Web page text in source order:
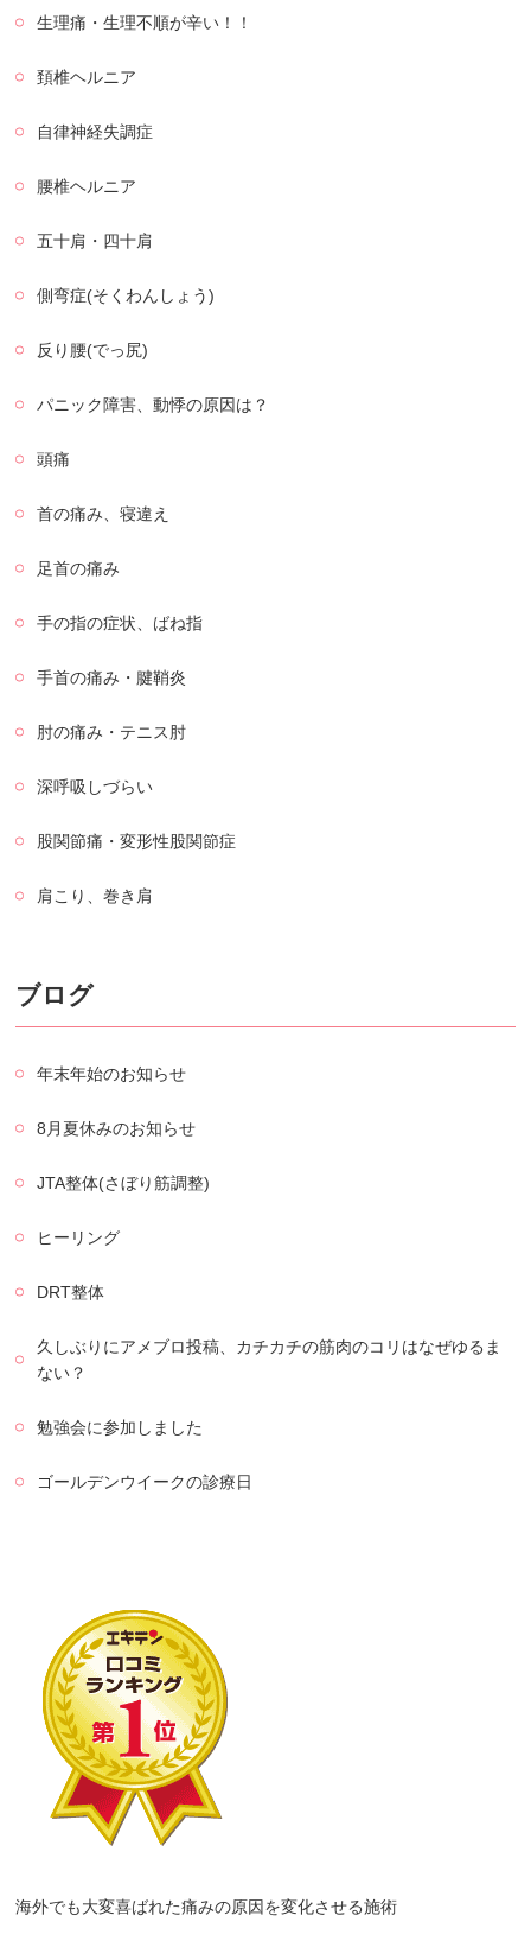
生理痛・生理不順が辛い！！
頚椎ヘルニア
自律神経失調症
腰椎ヘルニア
五十肩・四十肩
側弯症(そくわんしょう)
反り腰(でっ尻)
パニック障害、動悸の原因は？
頭痛
首の痛み、寝違え
足首の痛み
手の指の症状、ばね指
手首の痛み・腱鞘炎
肘の痛み・テニス肘
深呼吸しづらい
股関節痛・変形性股関節症
肩こり、巻き肩
ブログ
年末年始のお知らせ
8月夏休みのお知らせ
JTA整体(さぼり筋調整)
ヒーリング
DRT整体
久しぶりにアメブロ投稿、カチカチの筋肉のコリはなぜゆるま
ない？
勉強会に参加しました
ゴールデンウイークの診療日
海外でも大変喜ばれた痛みの原因を変化させる施術